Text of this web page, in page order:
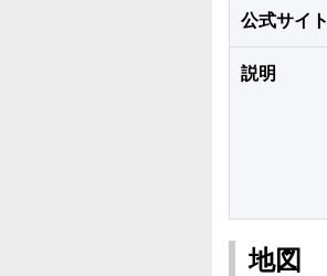
公式サイト
説明
地図